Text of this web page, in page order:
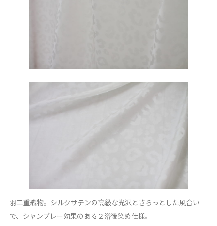
羽二重織物。シルクサテンの高級な光沢とさらっとした風合い
で、シャンブレー効果のある２浴後染め仕様。